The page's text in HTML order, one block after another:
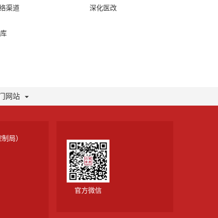
渠道
深化医改
网站
局）
官方微信